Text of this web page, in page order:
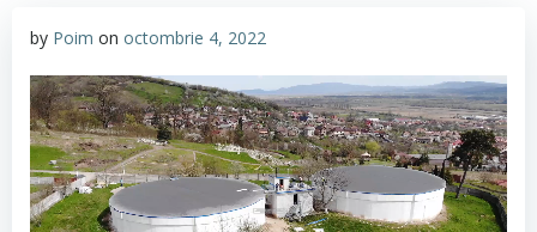
by Poim on octombrie 4, 2022